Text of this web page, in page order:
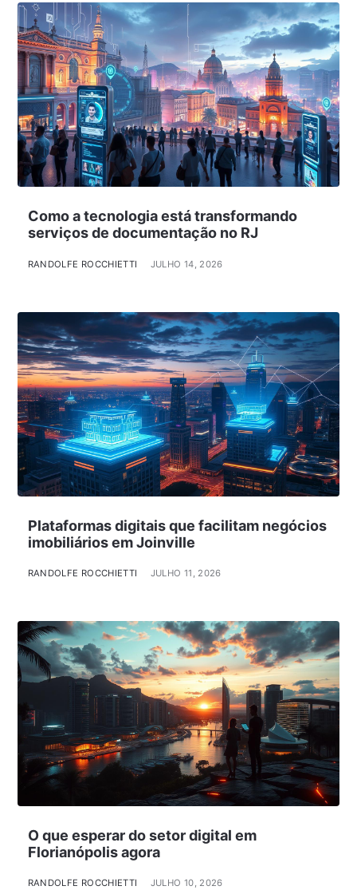
Como a tecnologia está transformando
serviços de documentação no RJ
RANDOLFE ROCCHIETTI JULHO 14, 2026
Plataformas digitais que facilitam negócios
imobiliários em Joinville
RANDOLFE ROCCHIETTI JULHO 11, 2026
O que esperar do setor digital em
Florianópolis agora
RANDOLFE ROCCHIETTI JULHO 10, 2026